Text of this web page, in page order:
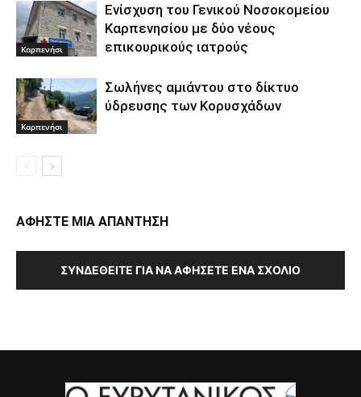
Καρπενήσι
Ενίσχυση του Γενικού Νοσοκομείου
Καρπενησίου με δύο νέους
επικουρικούς ιατρούς
Καρπενήσι
Σωλήνες αμιάντου στο δίκτυο
ύδρευσης των Κορυσχάδων
ΑΦΗΣΤΕ ΜΙΑ ΑΠΑΝΤΗΣΗ
ΣΥΝΔΕΘΕΊΤΕ ΓΙΑ ΝΑ ΑΦΉΣΕΤΕ ΈΝΑ ΣΧΌΛΙΟ